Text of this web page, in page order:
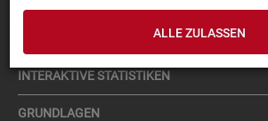
ALLE ZULASSEN
IN­TER­AK­TI­VE STA­TIS­TI­KEN
GRUND­LA­GEN